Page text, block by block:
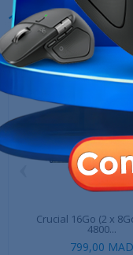
10 AUTRES
CATÉGORIE :
Crucial 16Go (2 x
4800...
799,00 MAD
‹